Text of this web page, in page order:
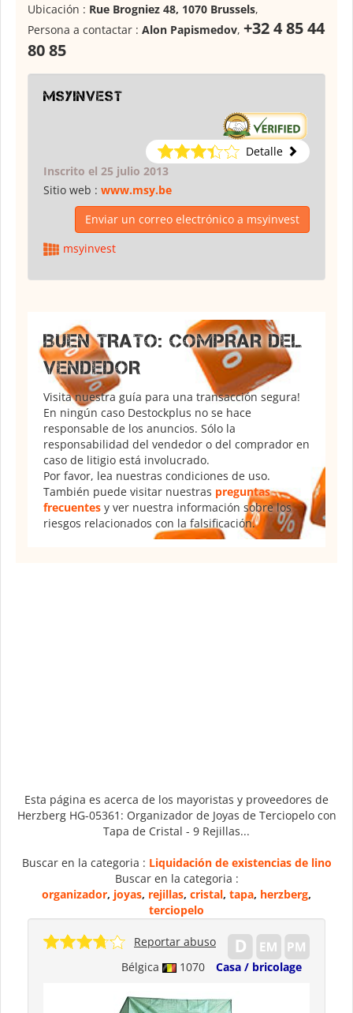
Ubicación : Rue Brogniez 48, 1070 Brussels,
Persona a contactar : Alon Papismedov, +32 4 85 44
80 85
msyinvest
Detalle
Inscrito el 25 julio 2013
Sitio web : www.msy.be
Enviar un correo electrónico a msyinvest
msyinvest
BUEN TRATO: COMPRAR DEL
VENDEDOR
Visita nuestra guía para una transacción segura!
En ningún caso Destockplus no se hace
responsable de los anuncios. Sólo la
responsabilidad del vendedor o del comprador en
caso de litigio está involucrado.
Por favor, lea nuestras condiciones de uso.
También puede visitar nuestras preguntas
frecuentes y ver nuestra información sobre los
riesgos relacionados con la falsificación.
Esta página es acerca de los mayoristas y proveedores de
Herzberg HG-05361: Organizador de Joyas de Terciopelo con
Tapa de Cristal - 9 Rejillas...
Buscar en la categoria : Liquidación de existencias de lino
Buscar en la categoria :
organizador, joyas, rejillas, cristal, tapa, herzberg,
terciopelo
Bélgica 1070 Casa / bricolage
Reportar abuso